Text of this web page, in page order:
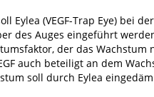
Eylea (VEGF-Trap Eye) bei
des Auges eingeführt
der das
auch beteiligt an dem
soll durch Eylea